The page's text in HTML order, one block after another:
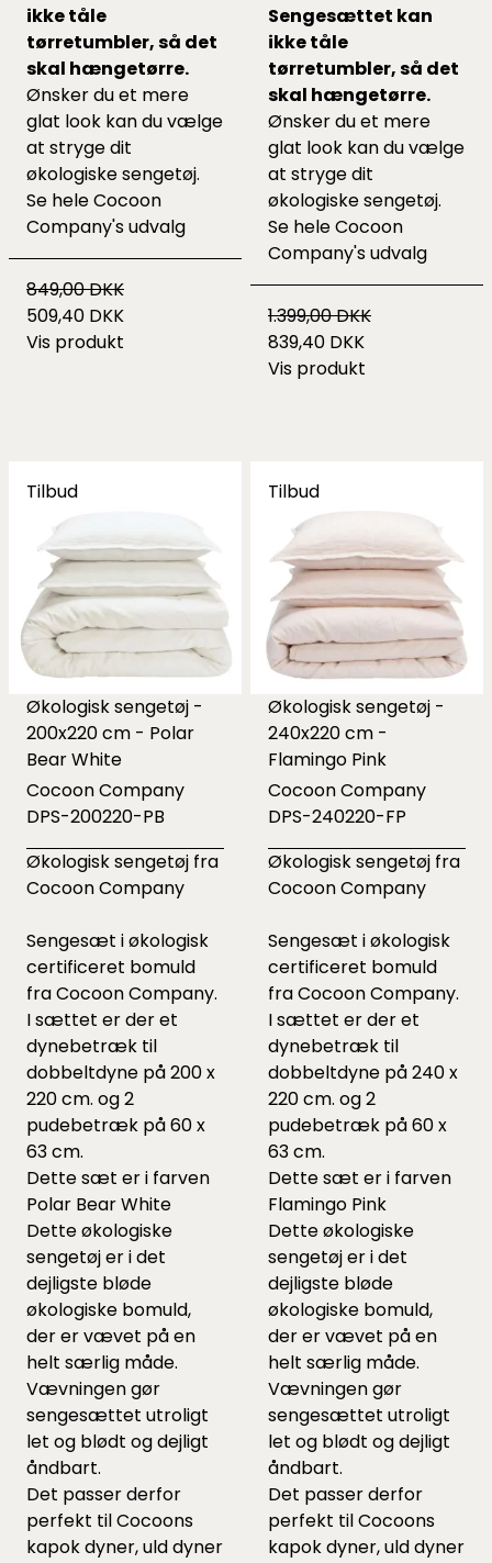
ikke tåle
tørretumbler, så det
skal hængetørre.
Ønsker du et mere
glat look kan du vælge
at stryge dit
økologiske sengetøj.
Se heleCocoon
Company's udvalg
849,00 DKK
509,40 DKK
Vis produkt
Sengesættet kan
ikke tåle
tørretumbler, så det
skal hængetørre.
Ønsker du et mere
glat look kan du vælge
at stryge dit
økologiske sengetøj.
Se heleCocoon
Company's udvalg
1.399,00 DKK
839,40 DKK
Vis produkt
Tilbud
Økologisk sengetøj -
200x220 cm - Polar
Bear White
Cocoon Company
DPS-200220-PB
Økologisk sengetøj fra
Cocoon Company
Sengesæt i økologisk
certificeret bomuld
fra Cocoon Company.
I sættet er der et
dynebetræk til
dobbeltdyne på 200 x
220 cm. og 2
pudebetræk på 60 x
63 cm.
Dette sæt er i farven
Polar Bear White
Dette økologiske
sengetøj er i det
dejligste bløde
økologiske bomuld,
der er vævet på en
helt særlig måde.
Vævningen gør
sengesættet utroligt
let og blødt og dejligt
åndbart.
Det passer derfor
perfekt til Cocoons
kapok dyner,uld dyner
Tilbud
Økologisk sengetøj -
240x220 cm -
Flamingo Pink
Cocoon Company
DPS-240220-FP
Økologisk sengetøj fra
Cocoon Company
Sengesæt i økologisk
certificeret bomuld
fra Cocoon Company.
I sættet er der et
dynebetræk til
dobbeltdyne på 240 x
220 cm. og 2
pudebetræk på 60 x
63 cm.
Dette sæt er i farven
Flamingo Pink
Dette økologiske
sengetøj er i det
dejligste bløde
økologiske bomuld,
der er vævet på en
helt særlig måde.
Vævningen gør
sengesættet utroligt
let og blødt og dejligt
åndbart.
Det passer derfor
perfekt til Cocoons
kapok dyner,uld dyner